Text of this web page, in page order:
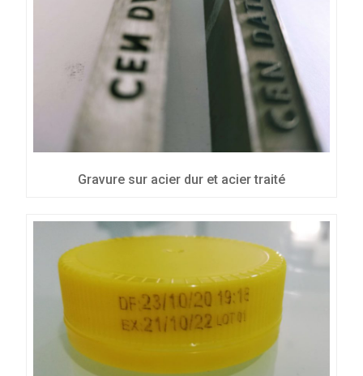
Gravure sur acier dur et acier traité